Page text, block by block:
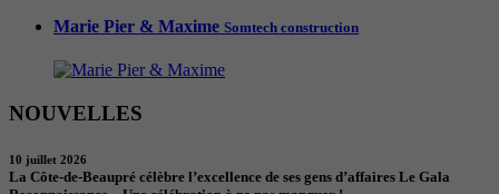
Marie Pier & Maxime Somtech construction
NOUVELLES
10 juillet 2026
La Côte-de-Beaupré célèbre l’excellence de ses gens d’affaires Le Gala